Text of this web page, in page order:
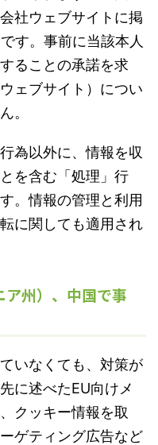
社ウェブサイトに掲
す。事前に当該本人
ることの承諾を求
ェブサイト）につい
。
為以外に、情報を収
を含む「処理」行
。情報の管理と利用
に関しても適用され
州）、中国で事
いなくても、対策が
に述べたEU向けメ
クッキー情報を取
ゲティング広告など